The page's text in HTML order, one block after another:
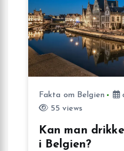
Fakta om Belgien
55 views
Kan man
i Belgien?